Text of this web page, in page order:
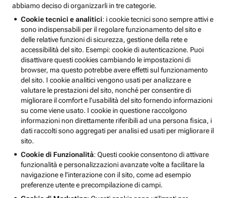
abbiamo deciso di organizzarli in tre categorie.
Cookie tecnici e analitici: i cookie tecnici sono sempre attivi e
sono indispensabili per il regolare funzionamento del sito e
delle relative funzioni di sicurezza, gestione della rete e
accessibilità del sito. Esempi: cookie di autenticazione. Puoi
disattivare questi cookies cambiando le impostazioni di
browser, ma questo potrebbe avere effetti sul funzionamento
del sito. I cookie analitici vengono usati per analizzare e
valutare le prestazioni del sito, nonché per consentire di
migliorare il comfort e l’usabilità del sito fornendo informazioni
su come viene usato. I cookie in questione raccolgono
informazioni non direttamente riferibili ad una persona fisica, i
dati raccolti sono aggregati per analisi ed usati per migliorare il
sito.
Cookie di Funzionalità: Questi cookie consentono di attivare
funzionalità e personalizzazioni avanzate volte a facilitare la
navigazione e l'interazione con il sito, come ad esempio
preferenze utente e precompilazione di campi.